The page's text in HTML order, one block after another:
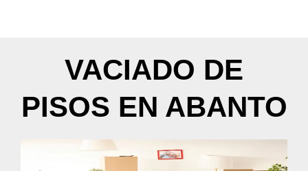
VACIADO DE
PISOS EN ABANTO